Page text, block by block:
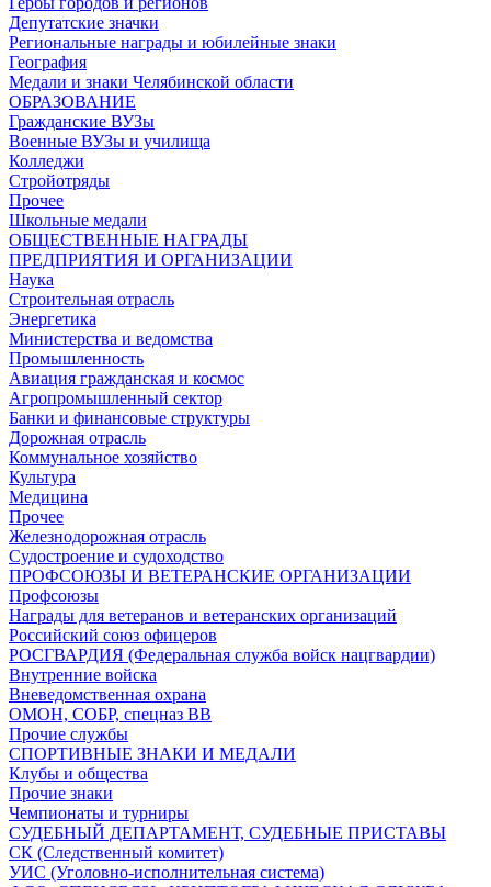
Депутатские значки
Региональные награды и юбилейные знаки
География
Медали и знаки Челябинской области
ОБРАЗОВАНИЕ
Гражданские ВУЗы
Военные ВУЗы и училища
Колледжи
Стройотряды
Прочее
Школьные медали
ОБЩЕСТВЕННЫЕ НАГРАДЫ
ПРЕДПРИЯТИЯ И ОРГАНИЗАЦИИ
Наука
Строительная отрасль
Энергетика
Министерства и ведомства
Промышленность
Авиация гражданская и космос
Агропромышленный сектор
Банки и финансовые структуры
Дорожная отрасль
Коммунальное хозяйство
Культура
Медицина
Прочее
Железнодорожная отрасль
Судостроение и судоходство
ПРОФСОЮЗЫ И ВЕТЕРАНСКИЕ ОРГАНИЗАЦИИ
Профсоюзы
Награды для ветеранов и ветеранских организаций
Российский союз офицеров
РОСГВАРДИЯ (Федеральная служба войск нацгвардии)
Внутренние войска
Вневедомственная охрана
ОМОН, СОБР, спецназ ВВ
Прочие службы
СПОРТИВНЫЕ ЗНАКИ И МЕДАЛИ
Клубы и общества
Прочие знаки
Чемпионаты и турниры
СУДЕБНЫЙ ДЕПАРТАМЕНТ, СУДЕБНЫЕ ПРИСТАВЫ
СК (Следственный комитет)
УИС (Уголовно-исполнительная система)